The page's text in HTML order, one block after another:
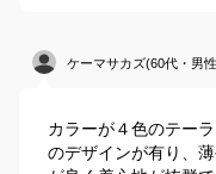
ケーマサカズ(60代・男
カラーが４色のテー
のデザインが有り、